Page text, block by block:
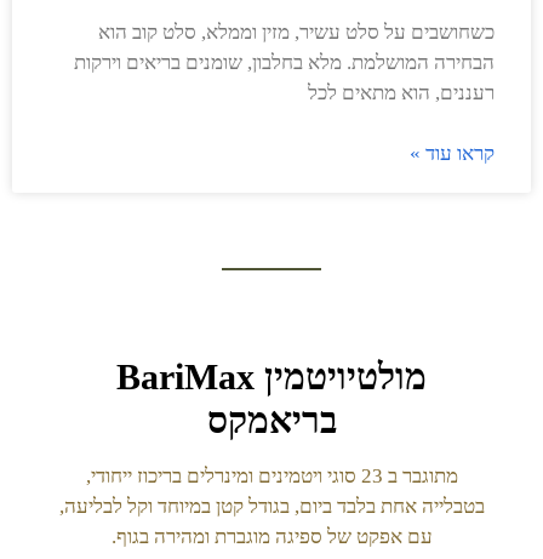
כשחושבים על סלט עשיר, מזין וממלא, סלט קוב הוא
הבחירה המושלמת. מלא בחלבון, שומנים בריאים וירקות
רעננים, הוא מתאים לכל
קראו עוד »
מולטיויטמין BariMax
בריאמקס
מתוגבר ב 23 סוגי ויטמינים ומינרלים בריכוז ייחודי,
בטבלייה אחת בלבד ביום, בגודל קטן במיוחד וקל לבליעה,
עם אפקט של ספיגה מוגברת ומהירה בגוף.